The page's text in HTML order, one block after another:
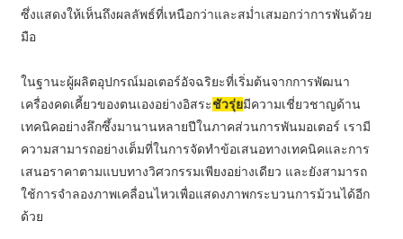
ซึ่งแสดงให้เห็นถึงผลลัพธ์ที่เหนือกว่าและสม่ำเสมอกว่าการพันด้วย
มือ
ในฐานะผู้ผลิตอุปกรณ์มอเตอร์อัจฉริยะที่เริ่มต้นจากการพัฒนา
เครื่องคดเคี้ยวของตนเองอย่างอิสระชัวรุ่ยมีความเชี่ยวชาญด้าน
เทคนิคอย่างลึกซึ้งมานานหลายปีในภาคส่วนการพันมอเตอร์ เรามี
ความสามารถอย่างเต็มที่ในการจัดทำข้อเสนอทางเทคนิคและการ
เสนอราคาตามแบบทางวิศวกรรมเพียงอย่างเดียว และยังสามารถ
ใช้การจำลองภาพเคลื่อนไหวเพื่อแสดงภาพกระบวนการม้วนได้อีก
ด้วย